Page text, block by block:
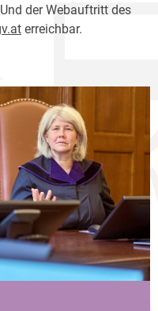
der Webauftritt des
erreichbar.